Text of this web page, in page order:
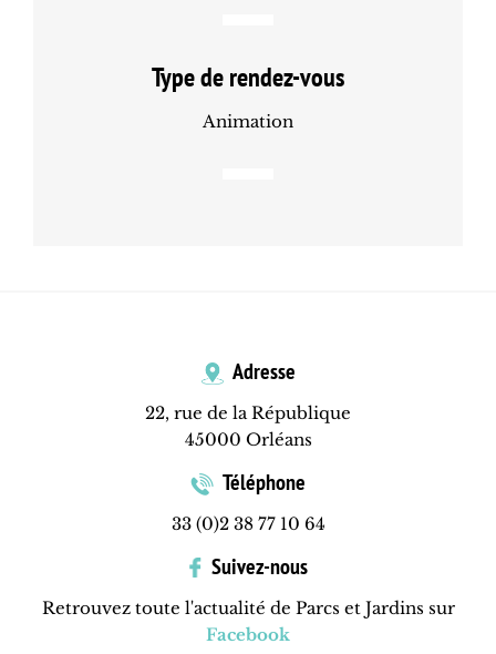
Type de rendez-vous
Animation
Adresse
22, rue de la République
45000 Orléans
Téléphone
33 (0)2 38 77 10 64
Suivez-nous
Retrouvez toute l'actualité de Parcs et Jardins sur
Facebook